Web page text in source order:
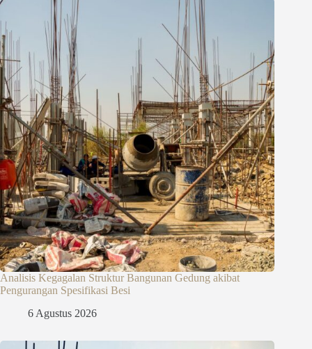
Analisis Kegagalan Struktur Bangunan Gedung akibat
Pengurangan Spesifikasi Besi
6 Agustus 2026